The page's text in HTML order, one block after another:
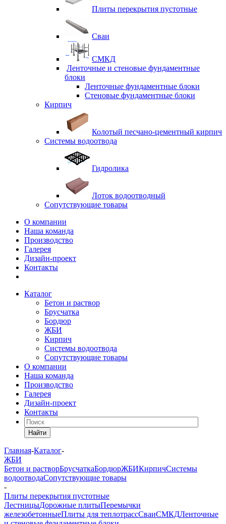
Плиты перекрытия пустотные
Сваи
СМКД
Ленточные и стеновые фундаментные
блоки
Ленточные фундаментные блоки
Стеновые фундаментные блоки
Кирпич
Колотый песчано-цементный кирпич
Системы водоотвода
Гидролика
Лоток водоотводный
Сопутствующие товары
О компании
Наша команда
Производство
Галерея
Дизайн-проект
Контакты
Каталог
Бетон и раствор
Брусчатка
Бордюр
ЖБИ
Кирпич
Системы водоотвода
Сопутствующие товары
О компании
Наша команда
Производство
Галерея
Дизайн-проект
Контакты
Найти
Главная-Каталог-
ЖБИ
Бетон и растворБрусчаткаБордюрЖБИКирпичСистемы
водоотводаСопутствующие товары
-
Плиты перекрытия пустотные
ЛестницыДорожные плитыПеремычки
железобетонныеПлиты для теплотрассСваиСМКДЛенточные